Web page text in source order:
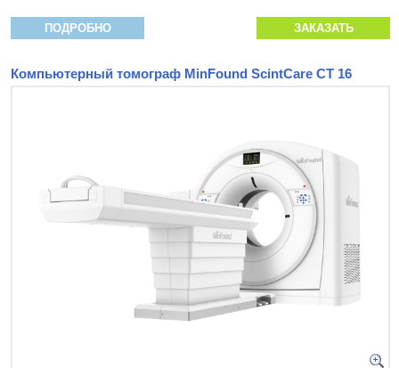
ПОДРОБНО ЗАКАЗАТЬ
Компьютерный томограф MinFound ScintCare CT 16